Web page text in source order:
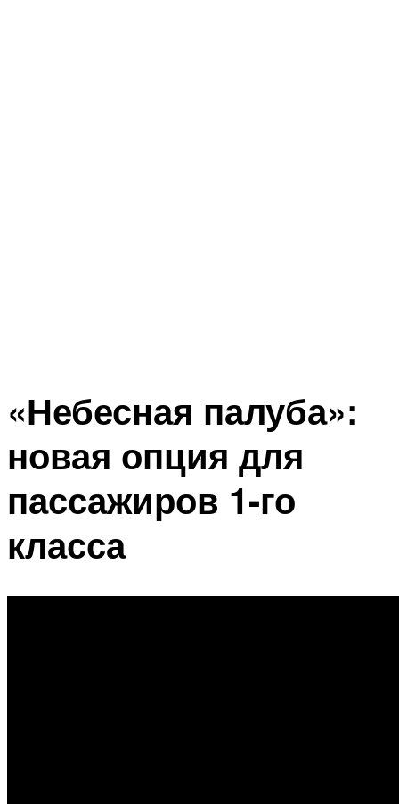
«Небесная палуба»:
новая опция для
пассажиров 1-го
класса